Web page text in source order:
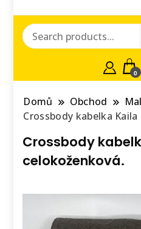
0
Domů Obchod
Crossbody kabelka
Crossbody
celokoženková.